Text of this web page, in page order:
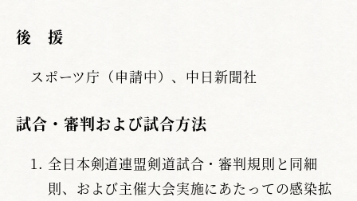
後 援
スポーツ庁（申請中）、中日新聞社
試合・審判および試合方法
全日本剣道連盟剣道試合・審判規則と同細
則、および主催大会実施にあたっての感染拡